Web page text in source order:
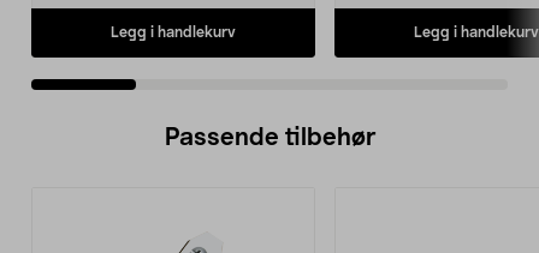
Legg i handlekurv Legg i handlekurv
Passende tilbehør